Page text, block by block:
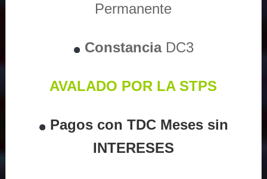
Permanente
ConstanciaDC3
AVALADO POR LA STPS
Pagos con TDC Meses sin
INTERESES